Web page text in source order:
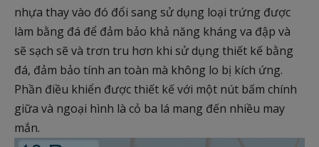
nhựa thay vào đó đổi sang sử dụng loại trứng được
làm bằng đá để đảm bảo khả năng kháng va đập và
sẽ sạch sẽ và trơn tru hơn khi sử dụng thiết kế bằng
đá, đảm bảo tính an toàn mà không lo bị kích ứng.
Phần điều khiển được thiết kế với một nút bấm chính
giữa và ngoại hình là cỏ ba lá mang đến nhiều may
mắn.